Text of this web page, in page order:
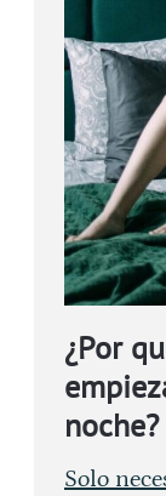
¿Por
noche?
Solo